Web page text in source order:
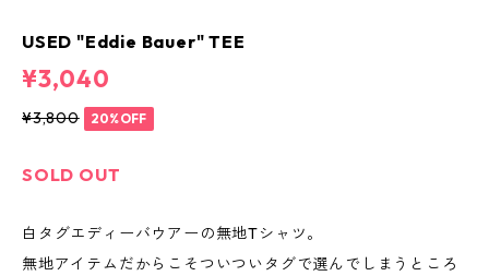
USED "Eddie Bauer" TEE
¥3,040
¥3,800 20%OFF
SOLD OUT
白タグエディーバウアーの無地Tシャツ。
無地アイテムだからこそついついタグで選んでしまうところ